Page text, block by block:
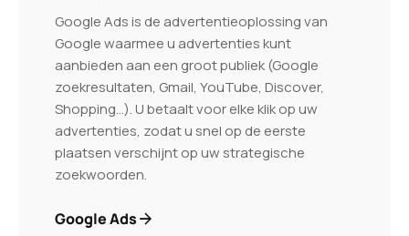
Google Ads is de advertentieoplossing van
Google waarmee u advertenties kunt
aanbieden aan een groot publiek (Google
zoekresultaten, Gmail, YouTube, Discover,
Shopping…). U betaalt voor elke klik op uw
advertenties, zodat u snel op de eerste
plaatsen verschijnt op uw strategische
zoekwoorden.
Google Ads